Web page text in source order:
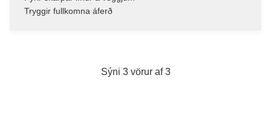
Tryggir fullkomna áferð
Sýni 3 vörur af 3